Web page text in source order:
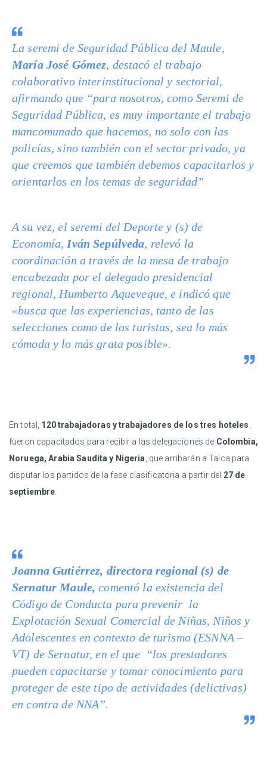
La seremi de Seguridad Pública del Maule,
María José Gómez, destacó el trabajo
colaborativo interinstitucional y sectorial,
afirmando que “para nosotros, como Seremi de
Seguridad Pública, es muy importante el trabajo
mancomunado que hacemos, no solo con las
policías, sino también con el sector privado, ya
que creemos que también debemos capacitarlos y
orientarlos en los temas de seguridad”
A su vez, el seremi del Deporte y (s) de
Economía, Iván Sepúlveda, relevó la
coordinación a través de la mesa de trabajo
encabezada por el delegado presidencial
regional, Humberto Aqueveque, e indicó que
«busca que las experiencias, tanto de las
selecciones como de los turistas, sea lo más
cómoda y lo más grata posible».
En total, 120 trabajadoras y trabajadores de los tres hoteles
fueron capacitados para recibir a las delegaciones de Colombia,
Noruega, Arabia Saudita y Nigeria , que arribarán a Talca para
disputar los partidos de la fase clasificatoria a partir del 27 de
septiembre
Joanna Gutiérrez, directora regional (s) de
Sernatur Maule, comentó la existencia del
Código de Conducta para prevenir la
Explotación Sexual Comercial de Niñas, Niños y
Adolescentes en contexto de turismo (ESNNA –
VT) de Sernatur, en el que “los prestadores
pueden capacitarse y tomar conocimiento para
proteger de este tipo de actividades (delictivas)
en contra de NNA”.